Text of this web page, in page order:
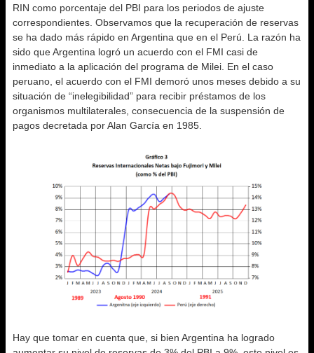
RIN como porcentaje del PBI para los periodos de ajuste
correspondientes. Observamos que la recuperación de reservas
se ha dado más rápido en Argentina que en el Perú. La razón ha
sido que Argentina logró un acuerdo con el FMI casi de
inmediato a la aplicación del programa de Milei. En el caso
peruano, el acuerdo con el FMI demoró unos meses debido a su
situación de “inelegibilidad” para recibir préstamos de los
organismos multilaterales, consecuencia de la suspensión de
pagos decretada por Alan García en 1985.
Hay que tomar en cuenta que, si bien Argentina ha logrado